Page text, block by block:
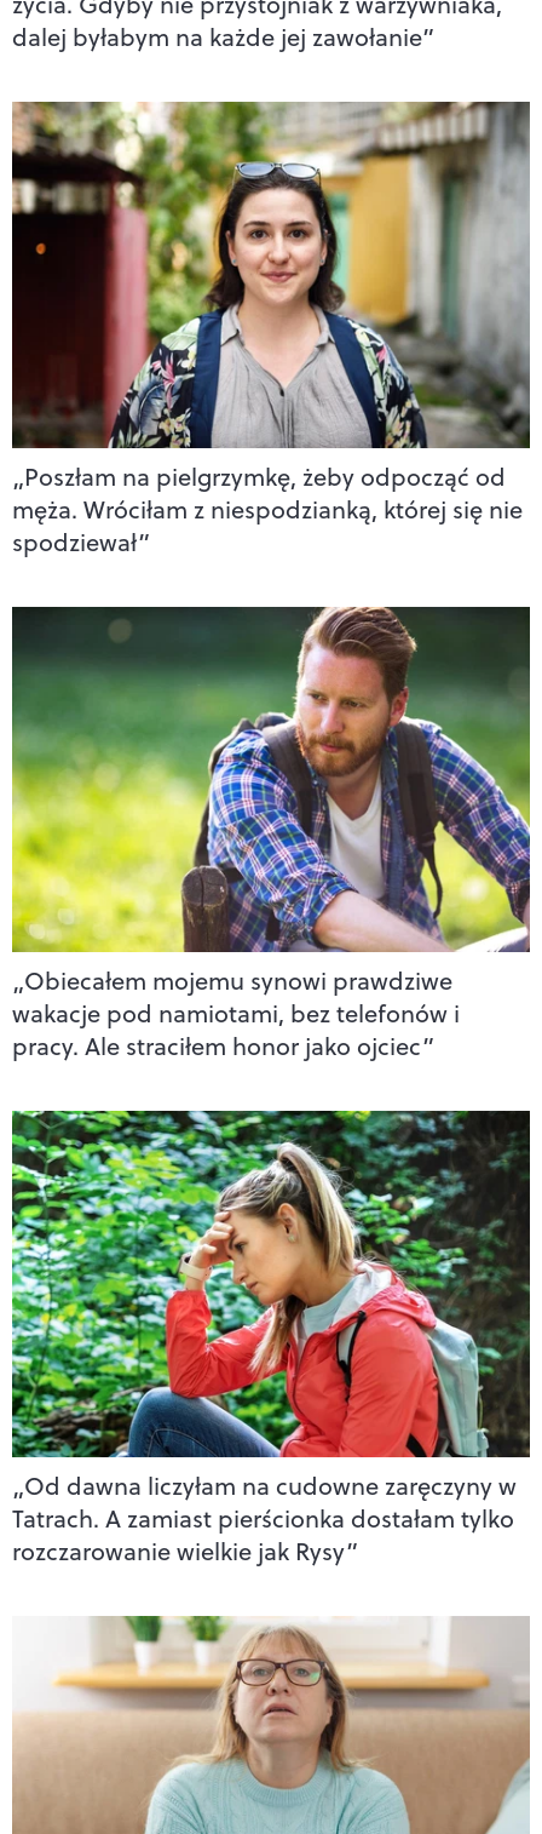
dalej byłabym na każde jej zawołanie”
„Poszłam na pielgrzymkę, żeby odpocząć od
męża. Wróciłam z niespodzianką, której się nie
spodziewał”
„Obiecałem mojemu synowi prawdziwe
wakacje pod namiotami, bez telefonów i
pracy. Ale straciłem honor jako ojciec”
„Od dawna liczyłam na cudowne zaręczyny w
Tatrach. A zamiast pierścionka dostałam tylko
rozczarowanie wielkie jak Rysy”